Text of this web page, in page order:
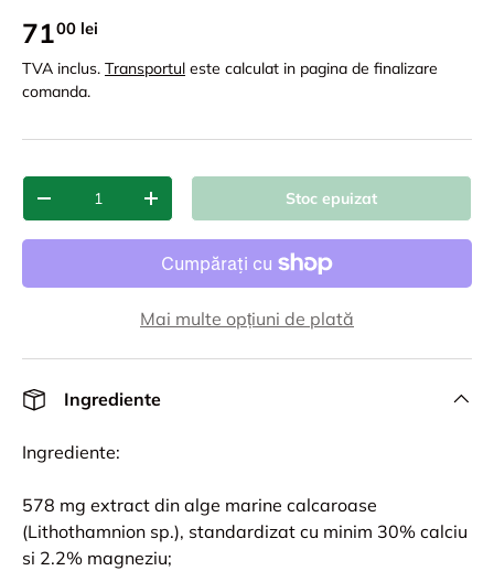
7100 lei
TVA inclus. Transportul este calculat in pagina de finalizare
comanda.
Cant.
-
+ Stoc epuizat
Mai multe opțiuni de plată
Ingrediente
Ingrediente:
578 mg extract din alge marine calcaroase
(Lithothamnion sp.), standardizat cu minim 30% calciu
si 2.2% magneziu;